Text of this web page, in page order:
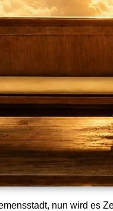
nun wird es